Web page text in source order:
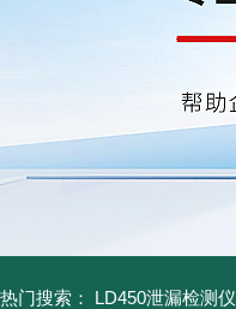
热门搜索： LD450泄漏检测仪